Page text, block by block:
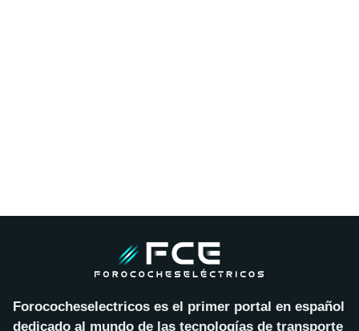
Forococheselectricos es el primer portal en español
dedicado al mundo de las tecnologías de transporte